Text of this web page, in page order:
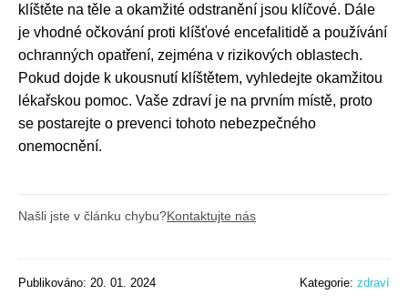
klíštěte na těle a okamžité odstranění jsou klíčové. Dále
je vhodné očkování proti klíšťové encefalitidě a používání
ochranných opatření, zejména v rizikových oblastech.
Pokud dojde k ukousnutí klíštětem, vyhledejte okamžitou
lékařskou pomoc. Vaše zdraví je na prvním místě, proto
se postarejte o prevenci tohoto nebezpečného
onemocnění.
Našli jste v článku chybu?Kontaktujte nás
Publikováno: 20. 01. 2024 Kategorie: zdraví